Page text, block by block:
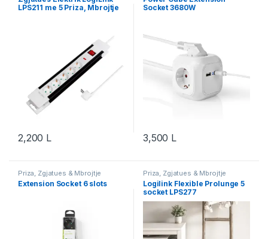
LPS211 me 5 Priza, Mbrojtje
2,200 L
Socket 3680W
3,500 L
Priza, Zgjatues & Mbrojtje
Energjie
Extension Socket 6 slots
Priza, Zgjatues & Mbrojtje
Energjie
Logilink Flexible Prolunge 5
socket LPS277